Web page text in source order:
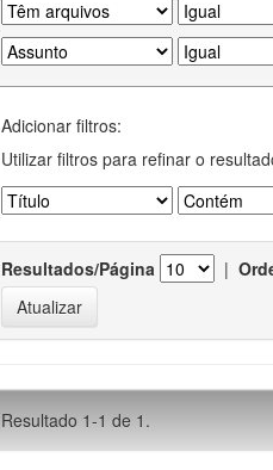
Adicionar filtros:
Utilizar filtros para refinar o
Resultados/Página |
Resultado 1-1 de 1.